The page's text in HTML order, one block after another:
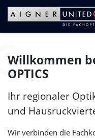
Zum Hauptinhalt springen
Zum Footer springen
Willkommen
OPTICS
Ihr regionaler
und
Wir verbinden die